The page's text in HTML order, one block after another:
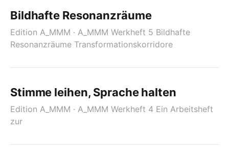
Bildhafte Resonanzräume
Edition A_MMM · A_MMM Werkheft 5 Bildhafte
Resonanzräume Transformationskorridore
Stimme leihen, Sprache halten
Edition A_MMM · A_MMM Werkheft 4 Ein Arbeitsheft
zur